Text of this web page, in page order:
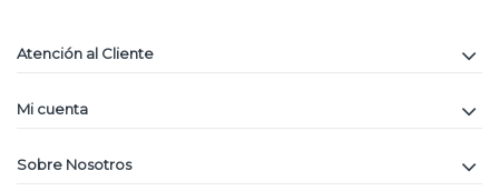
Atención al Cliente
Mi cuenta
Sobre Nosotros